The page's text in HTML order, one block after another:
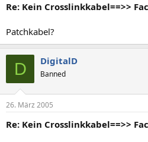
Re: Kein Crosslinkkabel==>>
Patchkabel?
D DigitalD
Banned
26. März 2005
Re: Kein Crosslinkkabel==>>